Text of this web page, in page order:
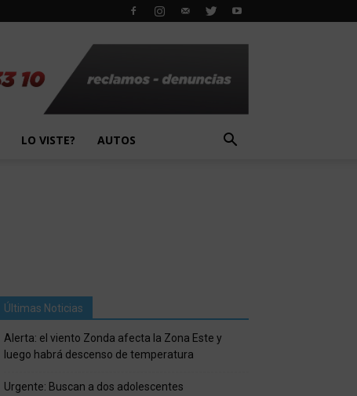
LO VISTE? AUTOS
Últimas Noticias
Alerta: el viento Zonda afecta la Zona Este y
luego habrá descenso de temperatura
Urgente: Buscan a dos adolescentes